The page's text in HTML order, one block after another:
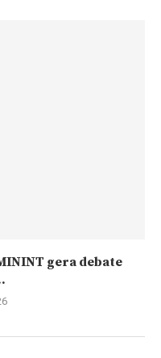
gera debate